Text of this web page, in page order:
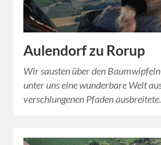
Aulendorf zu Rorup
Wir sausten über den
unter uns eine wunderbare Welt
verschlungenen Pfaden ausbreitete.